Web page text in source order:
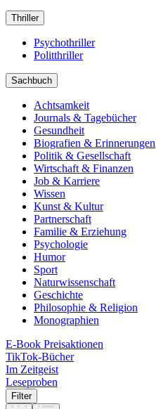
Thriller
Psychothriller
Politthriller
Sachbuch
Achtsamkeit
Journals & Tagebücher
Gesundheit
Biografien & Erinnerungen
Politik & Gesellschaft
Wirtschaft & Finanzen
Job & Karriere
Wissen
Kunst & Kultur
Partnerschaft
Familie & Erziehung
Psychologie
Humor
Sport
Naturwissenschaft
Geschichte
Philosophie & Religion
Monographien
E-Book Preisaktionen
TikTok-Bücher
Im Zeitgeist
Leseproben
Filter